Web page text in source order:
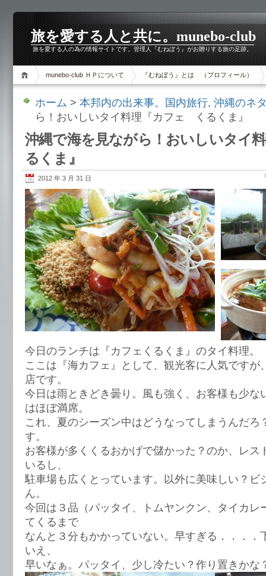
旅を愛する人と共に。munebo-club
旅を愛する人の為の情報サイトです。管理人『むねぼう』がお贈りする旅の足跡。
munebo-club ＨＰについて 『むねぼう』とは （プロフィール）
ホーム > 本邦内の出来事。国内旅行, 沖縄のネ
ら！おいしいタイ料理『カフェ くるくま』
沖縄で海を見ながら！おいしいタイ
るくま』
2012 年 3 月 31 日
今日のランチは『カフェくるくま』のタイ料理。
ここは『海カフェ』として、観光客に人気ですが
店です。
今日は雨ときどき曇り。風も強く、お客様も少な
はほぼ満席。
これ、夏のシーズン中はどうなってしまうんだろ
す。
お客様が多くくるおかげで儲かった？のか、レス
いるし、
駐車場も広くとっています。以外に美味しい？ビ
ん。
今回は３品（パッタイ、トムヤンクン、タイカレ
てくるまで
なんと３分もかかっていない。早すぎる．．．．
いえ、
早いなぁ。パッタイ、少し冷たい？作り置きかな